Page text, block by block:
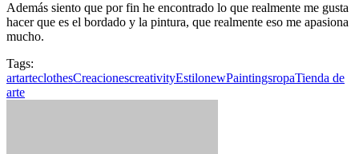
Además siento que por fin he encontrado lo que realmente me gusta
hacer que es el bordado y la pintura, que realmente eso me apasiona
mucho.
Tags:
artarteclothesCreacionescreativityEstilonewPaintingsropaTienda de
arte